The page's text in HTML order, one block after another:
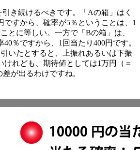
き続けるべきです。「Aの箱」はく
ですから、確率が5％ということは、1
とに等しい。一方で「Bの箱」は、
40％ですから、1回当たり400円です。
いたとすると、上振れあるいは下振
けれども、期待値としては1万円（＝
が出るわけですね。